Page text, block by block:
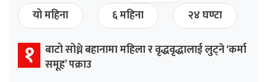
यो महिना
६ महिना २४ घण्टा
१ बाटो सोध्ने बहानामा महिला र वृद्धवृद्धालाई लुट्ने ‘कर्मा
समूह’ पक्राउ